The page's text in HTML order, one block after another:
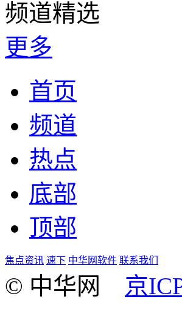
频道精选
更多
首页
频道
热点
底部
顶部
焦点资讯 速下 中华网软件 联系我们
© 中华网 京